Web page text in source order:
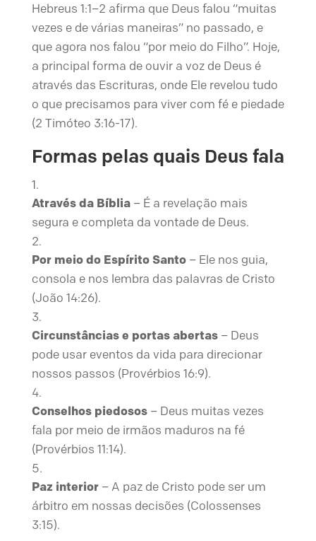
Hebreus 1:1–2 afirma que Deus falou “muitas
vezes e de várias maneiras” no passado, e
que agora nos falou “por meio do Filho”. Hoje,
a principal forma de ouvir a voz de Deus é
através das Escrituras, onde Ele revelou tudo
o que precisamos para viver com fé e piedade
(2 Timóteo 3:16-17).
Formas pelas quais Deus fala
Através da Bíblia– É a revelação mais
segura e completa da vontade de Deus.
Por meio do Espírito Santo– Ele nos guia,
consola e nos lembra das palavras de Cristo
(João 14:26).
Circunstâncias e portas abertas– Deus
pode usar eventos da vida para direcionar
nossos passos (Provérbios 16:9).
Conselhos piedosos– Deus muitas vezes
fala por meio de irmãos maduros na fé
(Provérbios 11:14).
Paz interior– A paz de Cristo pode ser um
árbitro em nossas decisões (Colossenses
3:15).